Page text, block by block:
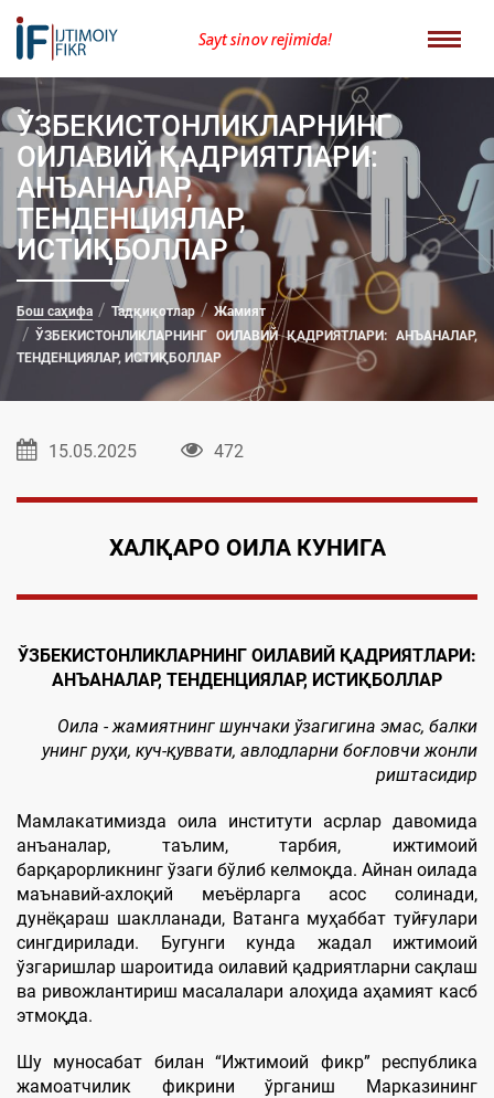
Sayt sinov rejimida!
ЎЗБEКИСТОНЛИКЛАРНИНГ
ОИЛАВИЙ ҚАДРИЯТЛАРИ:
АНЪАНАЛАР,
ТЕНДЕНЦИЯЛАР,
ИСТИҚБОЛЛАР
Бош саҳифа Тадқиқотлар
Жамият
ЎЗБEКИСТОНЛИКЛАРНИНГ ОИЛАВИЙ ҚАДРИЯТЛАРИ: АНЪАНАЛАР,
ТЕНДЕНЦИЯЛАР, ИСТИҚБОЛЛАР
15.05.2025 472
ХАЛҚАРО ОИЛА КУНИГА
ЎЗБEКИСТОНЛИКЛАРНИНГ ОИЛАВИЙ ҚАДРИЯТЛАРИ:
АНЪАНАЛАР, ТЕНДЕНЦИЯЛАР, ИСТИҚБОЛЛАР
Оила - жамиятнинг шунчаки ўзагигина эмас, балки
унинг руҳи, куч-қуввати, авлодларни боғловчи жонли
риштасидир
Мамлакатимизда оила институти асрлар давомида
анъаналар, таълим, тарбия, ижтимоий
барқарорликнинг ўзаги бўлиб келмоқда. Айнан оилада
маънавий-ахлоқий меъёрларга асос солинади,
дунёқараш шаклланади, Ватанга муҳаббат туйғулари
сингдирилади. Бугунги кунда жадал ижтимоий
ўзгаришлар шароитида оилавий қадриятларни сақлаш
ва ривожлантириш масалалари алоҳида аҳамият касб
этмоқда.
Шу муносабат билан “Ижтимоий фикр” республика
жамоатчилик фикрини ўрганиш Марказининг